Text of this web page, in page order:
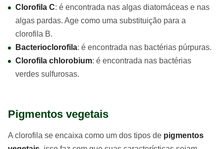
Clorofila C: é encontrada nas algas diatomáceas e nas
algas pardas. Age como uma substituição para a
clorofila B.
Bacterioclorofila: é encontrada nas bactérias púrpuras.
Clorofila chlorobium: é encontrada nas bactérias
verdes sulfurosas.
Pigmentos vegetais
A clorofila se encaixa como um dos tipos de pigmentos